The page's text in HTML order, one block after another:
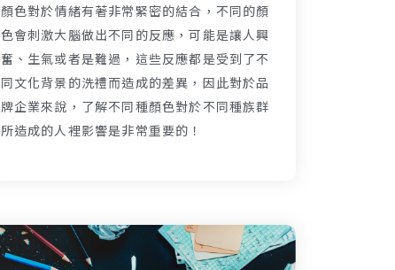
顏色對於情緒有著非常緊密的結合，不同的顏
色會刺激大腦做出不同的反應，可能是讓人興
奮、生氣或者是難過，這些反應都是受到了不
同文化背景的洗禮而造成的差異，因此對於品
牌企業來說，了解不同種顏色對於不同種族群
所造成的人裡影響是非常重要的！